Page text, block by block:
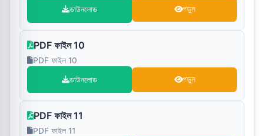
ডাউনলোড পড়ুন
PDF ফাইল 10
PDF ফাইল 10
ডাউনলোড পড়ুন
PDF ফাইল 11
PDF ফাইল 11